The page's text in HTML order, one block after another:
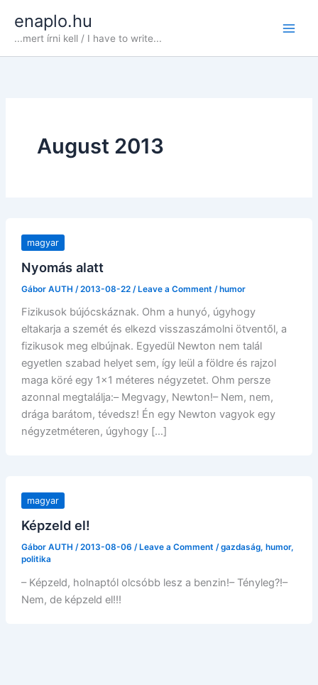
content
enaplo.hu
...mert írni kell / I have to write...
August 2013
magyar
Nyomás alatt
Gábor AUTH /2013-08-22 /Leave a Comment /humor
Fizikusok bújócskáznak. Ohm a hunyó, úgyhogy
eltakarja a szemét és elkezd visszaszámolni ötventől, a
fizikusok meg elbújnak. Egyedül Newton nem talál
egyetlen szabad helyet sem, így leül a földre és rajzol
maga köré egy 1×1 méteres négyzetet. Ohm persze
azonnal megtalálja:– Megvagy, Newton!– Nem, nem,
drága barátom, tévedsz! Én egy Newton vagyok egy
négyzetméteren, úgyhogy […]
magyar
Képzeld el!
Gábor AUTH /2013-08-06 / Leave a Comment /gazdaság, humor,
politika
– Képzeld, holnaptól olcsóbb lesz a benzin!– Tényleg?!–
Nem, de képzeld el!!!